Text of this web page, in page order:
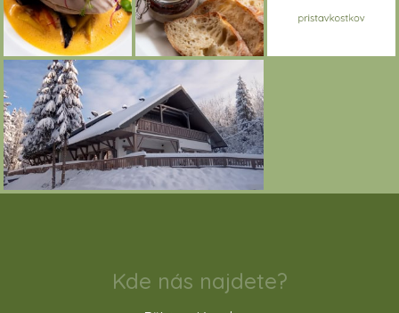
Kde nás najdete?